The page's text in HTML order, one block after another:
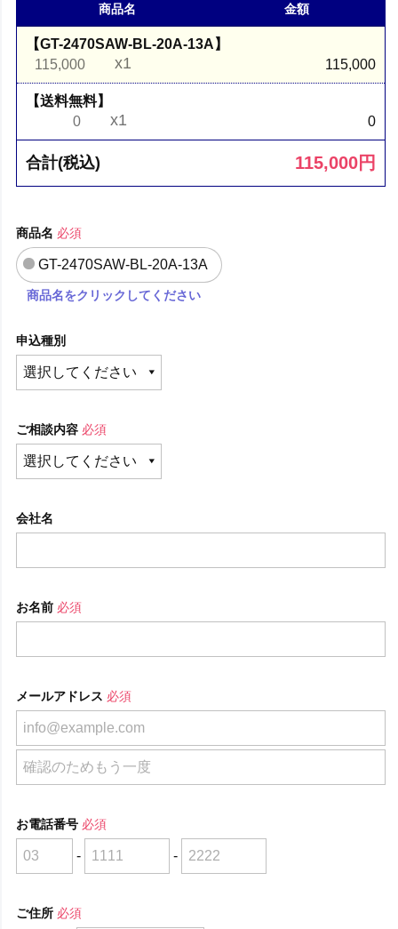
商品名 金額
【GT-2470SAW-BL-20A-13A】
115,000
x1 115,000
【送料無料】
0
x1 0
合計(税込) 115,000円
商品名 必須
GT-2470SAW-BL-20A-13A
商品名をクリックしてください
申込種別
ご相談内容 必須
会社名
お名前 必須
メールアドレス 必須
お電話番号 必須
- -
ご住所 必須